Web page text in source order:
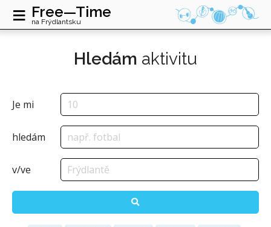
≡ Free—Time
na Frýdlantsku
Hledám aktivitu
Je mi
hledám
v/ve